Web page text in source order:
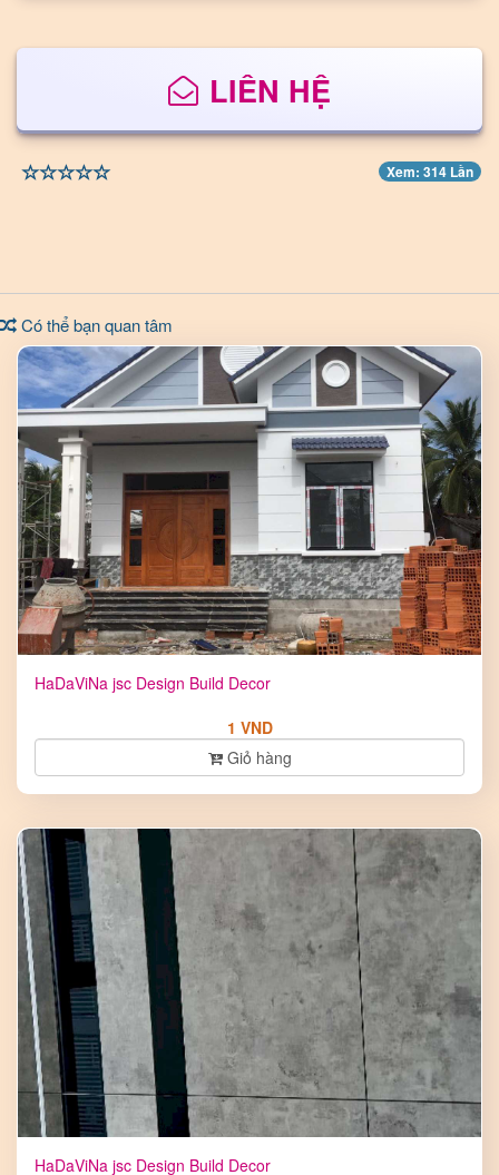
LIÊN HỆ
Xem: 314 Lần
Có thể bạn quan tâm
HaDaViNa jsc Design Build Decor
1 VND
Giỏ hàng
HaDaViNa jsc Design Build Decor